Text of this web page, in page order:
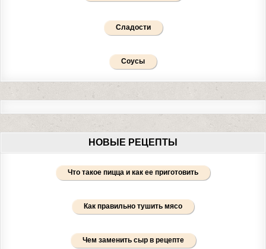
Сладости
Соусы
НОВЫЕ РЕЦЕПТЫ
Что такое пицца и как ее приготовить
Как правильно тушить мясо
Чем заменить сыр в рецепте